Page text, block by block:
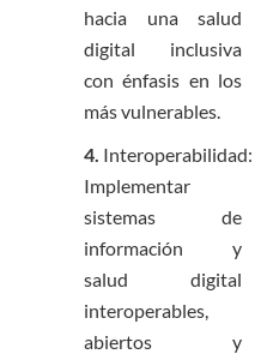
hacia una salud
digital inclusiva
con énfasis en los
más vulnerables.
4. Interoperabilidad:
Implementar
sistemas de
información y
salud digital
interoperables,
abiertos y